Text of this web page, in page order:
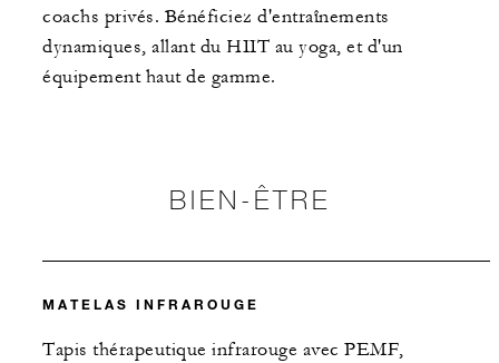
coachs privés. Bénéficiez d'entraînements
dynamiques, allant du HIIT au yoga, et d'un
équipement haut de gamme.
BIEN-ÊTRE
MATELAS INFRAROUGE
Tapis thérapeutique infrarouge avec PEMF,